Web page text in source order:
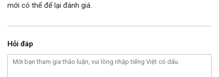
mới có thể để lại đánh giá.
Hỏi đáp